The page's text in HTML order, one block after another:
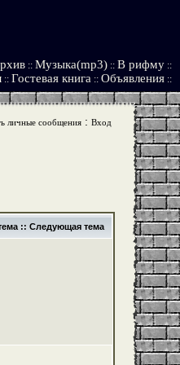
:: Музыка(mp3) :: В рифму ::
:: Гостевая книга :: Объявления ::
личные сообщения: Вход
:: Следующая тема